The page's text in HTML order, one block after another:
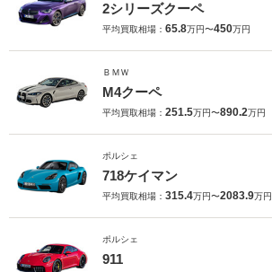
2シリーズクーペ
平均買取相場： 65.8万円〜450万円
ＢＭＷ
M4クーペ
平均買取相場： 251.5万円〜890.2万円
ポルシェ
718ケイマン
平均買取相場： 315.4万円〜2083.9万円
ポルシェ
911